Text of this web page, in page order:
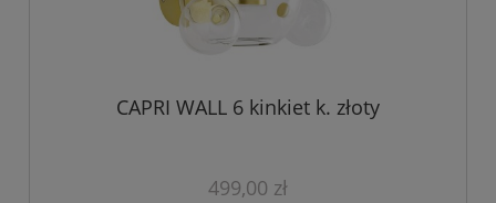
CAPRI WALL 6 kinkiet k. złoty
499,00 zł